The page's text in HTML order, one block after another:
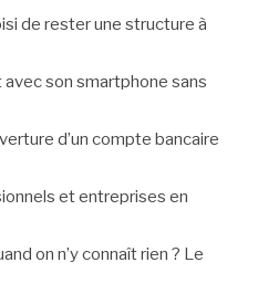
de rester une structure à
son smartphone sans
d’un compte bancaire
et entreprises en
on n’y connaît rien ? Le